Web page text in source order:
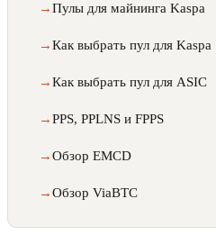
Пулы для майнинга Kaspa
Как выбрать пул для Kaspa
Как выбрать пул для ASIC
PPS, PPLNS и FPPS
Обзор EMCD
Обзор ViaBTC